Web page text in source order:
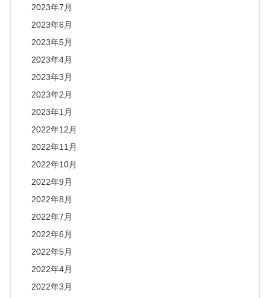
2023年7月
2023年6月
2023年5月
2023年4月
2023年3月
2023年2月
2023年1月
2022年12月
2022年11月
2022年10月
2022年9月
2022年8月
2022年7月
2022年6月
2022年5月
2022年4月
2022年3月